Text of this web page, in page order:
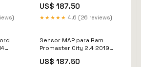
Gt
US$ 187.50
★★★★★ 4.6 (26 reviews)
Sensor MAP para Ram
Promaster City 2.4 2019
US$ 187.50